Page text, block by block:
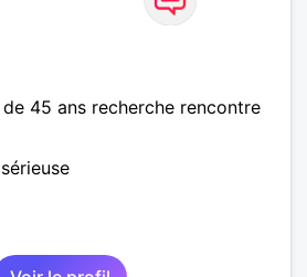
45 ans recherche rencontre